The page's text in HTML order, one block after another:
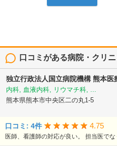
口コミがある病院・クリニ
独立行政法人国立病院機構熊本医
内科, 血液内科, リウマチ科, ...
熊本県熊本市中央区二の丸1-5
口コミ: 4件 4.75
医師、看護師の対応が良い。 担当医で